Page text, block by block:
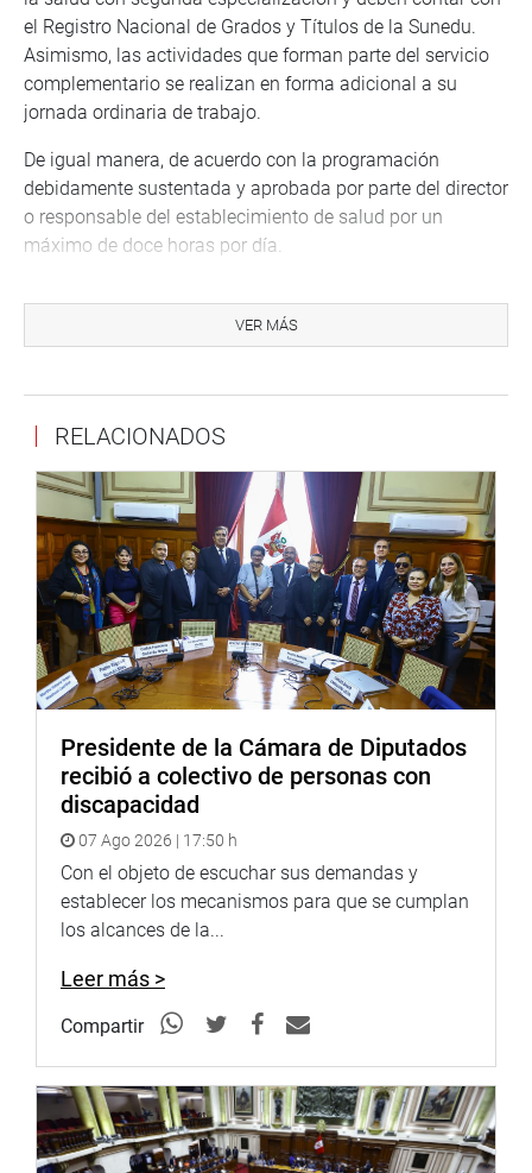
el Registro Nacional de Grados y Títulos de la Sunedu.
Asimismo, las actividades que forman parte del servicio
complementario se realizan en forma adicional a su
jornada ordinaria de trabajo.
De igual manera, de acuerdo con la programación
debidamente sustentada y aprobada por parte del director
o responsable del establecimiento de salud por un
máximo de doce horas por día.
complementarios en el descanso posguardia nocturna del
profesional de salud, y autoriza a los especialistas o a los
AUDIENCIA PÚBLICA
Entretanto, desde más temprano, la comisión celebró la
tercera audiencia pública, en Chota, con el objetivo de
ejercer la potestad representativa de la comisión en forma
descentralizada y recibir en forma directa la información
sobre la problemática, necesidades y propuestas de salud
en Cajamarca.
El ministro de Salud, Jorge López Peña, participó en
sobre la situación del sector Salud en la región
Cajamarca.
Los congresistas miembros de la comisión participaron
en forma presencial y virtual. Entre ellos Elva Julón Irigoin
(APP), representante por Cajamarca, Américo Gonza
Castillo (PL) y Elías Varas Meléndez (PL). También
estuvieron representantes de EsSalud, del Instituto
Nacional de Salud y del Programa Nacional de
Inversiones en Salud (Pronis) del Ministerio de Salud
(Minsa).
De igual forma, el gobernador regional de Cajamarca,
Mesías Guevara Amasifuén; el alcalde provincial de
Chota, Werner Cabrera Campos; de la
Municipalidad Provincial de Cajamarca, Andrés Villar
VER MÁS
RELACIONADOS
Presidente de la Cámara de Diputados
recibió a colectivo de personas con
discapacidad
07 Ago 2026 | 17:50 h
Con el objeto de escuchar sus demandas y
establecer los mecanismos para que se cumplan
los alcances de la...
Leer más >
Compartir